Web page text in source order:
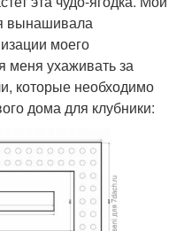
вынашивала
моего
меня ухаживать за
которые необходимо
дома для клубники: